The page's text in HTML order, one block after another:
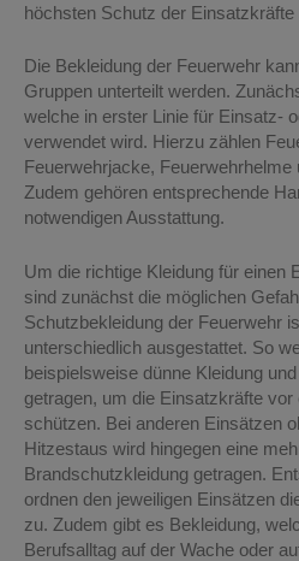
höchsten Schutz der
Die Bekleidung der Feuerwehr
Gruppen unterteilt werden.
welche in erster Linie für Einsatz-
verwendet wird. Hierzu zählen
Feuerwehrjacke, Feuerwehrhelme
Zudem gehören entsprechende
notwendigen Ausstattung.
Um die richtige Kleidung für einen
sind zunächst die möglichen
Schutzbekleidung der Feuerwehr
unterschiedlich ausgestattet. So
beispielsweise dünne Kleidung
getragen, um die Einsatzkräfte
schützen. Bei anderen Einsätzen
Hitzestaus wird hingegen eine
Brandschutzkleidung getragen.
ordnen den jeweiligen Einsätzen
zu. Zudem gibt es Bekleidung,
Berufsalltag auf der Wache oder